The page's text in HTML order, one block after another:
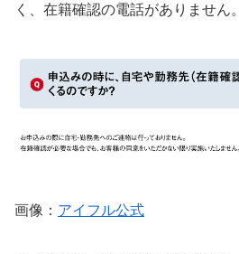
く、在籍確認の電話がありません。
画像： アイフル公式